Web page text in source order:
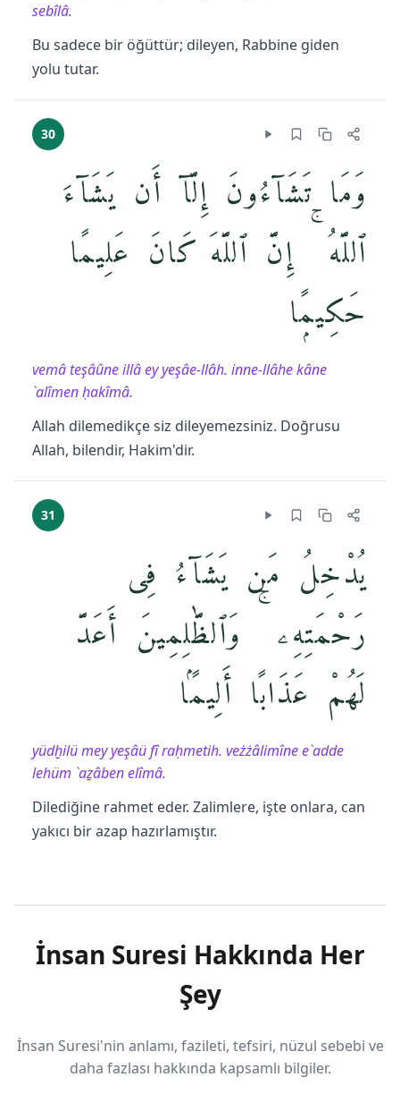
sebîlâ.
Bu sadece bir öğüttür; dileyen, Rabbine giden
yolu tutar.
30
وَمَا تَشَآءُونَ إِلَّآ أَن يَشَآءَ
ٱللَّهُ ۚ إِنَّ ٱللَّهَ كَانَ عَلِيمًا
حَكِيمًۭا
vemâ teşâûne illâ ey yeşâe-llâh. inne-llâhe kâne
`alîmen ḥakîmâ.
Allah dilemedikçe siz dileyemezsiniz. Doğrusu
Allah, bilendir, Hakim'dir.
31
يُدْخِلُ مَن يَشَآءُ فِى
رَحْمَتِهِۦ ۚ وَٱلظَّٰلِمِينَ أَعَدَّ
لَهُمْ عَذَابًا أَلِيمًۢا
yüdḫilü mey yeşâü fî raḥmetih. veżżâlimîne e`adde
lehüm `aẕâben elîmâ.
Dilediğine rahmet eder. Zalimlere, işte onlara, can
yakıcı bir azap hazırlamıştır.
İnsan Suresi Hakkında Her
Şey
İnsan Suresi'nin anlamı, fazileti, tefsiri, nüzul sebebi ve
daha fazlası hakkında kapsamlı bilgiler.